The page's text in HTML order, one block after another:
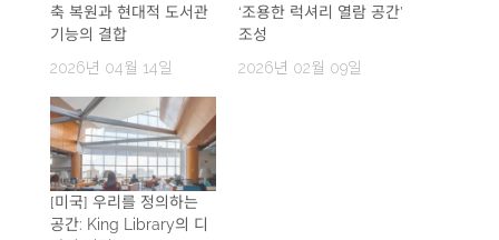
축 복원과 현대적 도서관
기능의 결합
2026년 04월 14일
‘조용한 럭셔리 열람 공간’
조성
2026년 02월 09일
[미국] 우리를 정의하는
공간: King Library의 디